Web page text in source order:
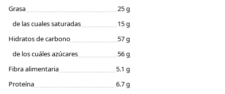
Grasa
25 g
de las cuales saturadas
15 g
Hidratos de carbono
57 g
de los cuáles azúcares
56 g
Fibra alimentaria
5.1 g
Proteína
6.7 g